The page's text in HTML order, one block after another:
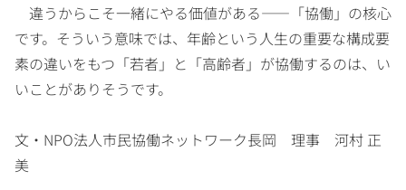
違うからこそ一緒にやる価値がある――「協働」の核心
です。そういう意味では、年齢という人生の重要な構成要
素の違いをもつ「若者」と「高齢者」が協働するのは、い
いことがありそうです。
文・NPO法人市民協働ネットワーク長岡 理事 河村 正
美